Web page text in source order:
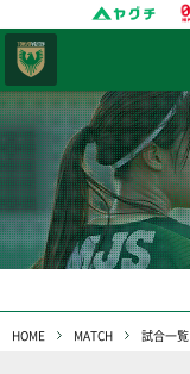
HOME MATCH 試合一覧